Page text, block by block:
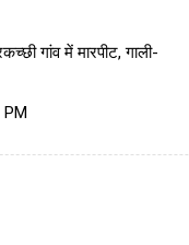
गांव में मारपीट, गाली-